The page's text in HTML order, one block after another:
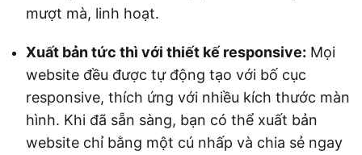
mượt mà, linh hoạt.
Xuất bản tức thì với thiết kế responsive: Mọi
website đều được tự động tạo với bố cục
responsive, thích ứng với nhiều kích thước màn
hình. Khi đã sẵn sàng, bạn có thể xuất bản
website chỉ bằng một cú nhấp và chia sẻ ngay